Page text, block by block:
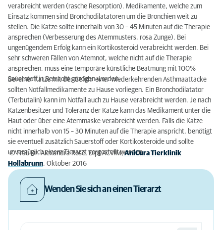
verabreicht werden (rasche Resorption). Medikamente, welche zum
Einsatz kommen sind Bronchodilatatoren um die Bronchien weit zu
stellen. Die Katze sollte innerhalb von 30 – 45 Minuten auf die Therapie
ansprechen (Verbesserung des Atemmusters, rosa Zunge). Bei
ungenügendem Erfolg kann ein Kortikosteroid verabreicht werden. Bei
sehr schweren Fällen von Atemnot, welche nicht auf die Therapie
ansprechen, muss eine temporäre künstliche Beatmung mit 100%
Sauerstoff in Betracht gezogen werden.
Bei einer Katze mit der Gefahr einer wiederkehrenden Asthmaattacke
sollten Notfallmedikamente zu Hause vorliegen. Ein Bronchodilatator
(Terbutalin) kann im Notfall auch zu Hause verabreicht werden. Je nach
Katzenbesitzer und Toleranz der Katze kann das Medikament unter die
Haut oder über eine Atemmaske verabreicht werden. Falls die Katze
nicht innerhalb von 15 – 30 Minuten auf die Therapie anspricht, benötigt
sie eventuell zusätzlich Sauerstoff oder Kortikosteroide und sollte
unverzüglich einem Tierarzt vorgestellt werden.
© Frau Dr. Alexandra Rose, Dipl.ACVIM,AniCura Tierklinik
Hollabrunn, Oktober 2016
Wenden Sie sich an einen Tierarzt